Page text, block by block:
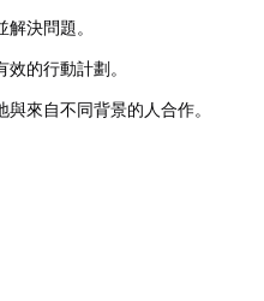
決問題。
的行動計劃。
來自不同背景的人合作。